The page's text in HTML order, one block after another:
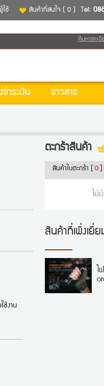
Tel:
สินค้าที่สนใจ ( 0 )
ช้
ค้นหาละเอี
งชำระเงิน ข่าวสาร
ช้งาน
ตะกร้าสินค้า
สินค้าในตะกร้า 0
ไม่
สินค้าที่เพิ่งเยี่
ไ